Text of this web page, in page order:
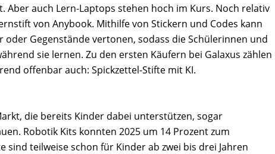
auch Lern-Laptops stehen hoch im Kurs. Noch relativ
von Anybook. Mithilfe von Stickern und Codes kann
Gegenstände vertonen, sodass die Schülerinnen und
sie lernen. Zu den ersten Käufern bei Galaxus zählen
offenbar auch: Spickzettel-Stifte mit KI.
die bereits Kinder dabei unterstützen, sogar
Robotik Kits konnten 2025 um 14 Prozent zum
sind teilweise schon für Kinder ab zwei bis drei Jahren